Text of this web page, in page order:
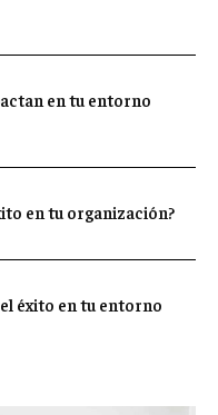
en tu entorno
en tu organización?
éxito en tu entorno